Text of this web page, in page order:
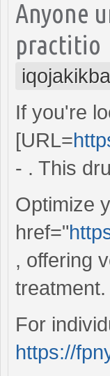
Anyone
practitio
If you're
[URL=
- . This
Optimize
href="
, offering
For
https://